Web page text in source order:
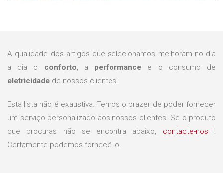
A qualidade dos artigos que selecionamos melhoram no dia
a dia o conforto, a performance e o consumo de
eletricidade de nossos clientes.
Esta lista não é exaustiva. Temos o prazer de poder fornecer
um serviço personalizado aos nossos clientes. Se o produto
que procuras não se encontra abaixo, contacte-nos !
Certamente podemos fornecê-lo.